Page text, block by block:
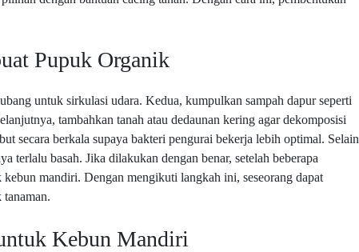
Pupuk Organik
untuk sirkulasi udara. Kedua, kumpulkan sampah dapur seperti
tambahkan tanah atau dedaunan kering agar dekomposisi
secara berkala supaya bakteri pengurai bekerja lebih optimal. Selain
terlalu basah. Jika dilakukan dengan benar, setelah beberapa
mandiri. Dengan mengikuti langkah ini, seseorang dapat
Kebun Mandiri